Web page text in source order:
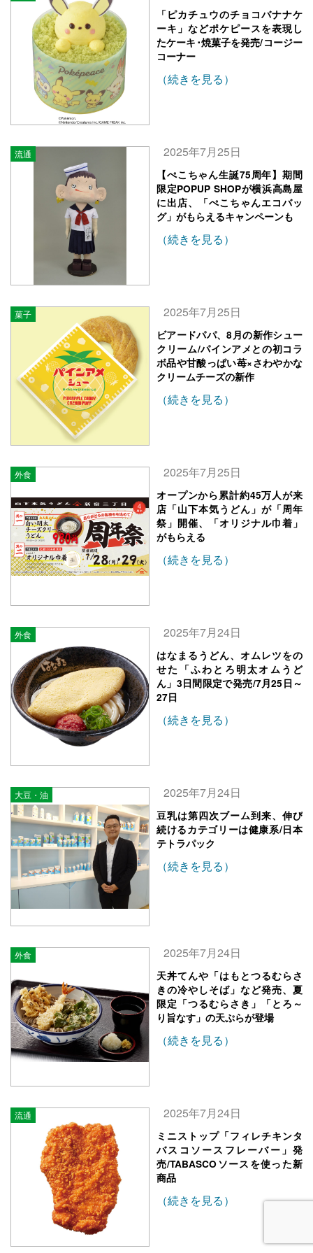
「ピカチュウのチョコバナナケ
ーキ」などポケピースを表現し
たケーキ･焼菓子を発売/コージー
コーナー
（続きを見る）
流通 2025年7月25日
【ぺこちゃん生誕75周年】期間
限定POPUP SHOPが横浜高島屋
に出店、「ぺこちゃんエコバッ
グ」がもらえるキャンペーンも
（続きを見る）
菓子 2025年7月25日
ビアードパパ、8月の新作シュー
クリーム/パインアメとの初コラ
ボ品や甘酸っぱい苺×さわやかな
クリームチーズの新作
（続きを見る）
外食 2025年7月25日
オープンから累計約45万人が来
店「山下本気うどん」が「周年
祭」開催、「オリジナル巾着」
がもらえる
（続きを見る）
外食 2025年7月24日
はなまるうどん、オムレツをの
せた「ふわとろ明太オムうど
ん」3日間限定で発売/7月25日～
27日
（続きを見る）
大豆・油 2025年7月24日
豆乳は第四次ブーム到来、伸び
続けるカテゴリーは健康系/日本
テトラパック
（続きを見る）
外食 2025年7月24日
天丼てんや「はもとつるむらさ
きの冷やしそば」など発売、夏
限定「つるむらさき」「とろ～
り旨なす」の天ぷらが登場
（続きを見る）
流通 2025年7月24日
ミニストップ「フィレチキンタ
バスコソースフレーバー」発
売/TABASCOソースを使った新
商品
（続きを見る）